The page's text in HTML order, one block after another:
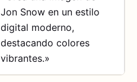
Jon Snow en un estilo
digital moderno,
destacando colores
vibrantes.»